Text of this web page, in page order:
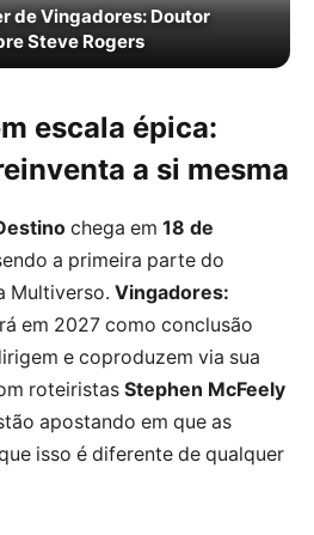
de Vingadores: Doutor
Steve Rogers
escala épica:
a si mesma
chega em 18 de
a primeira parte do
Multiverso. Vingadores:
em 2027 como conclusão
e coproduzem via sua
roteiristas Stephen McFeely
apostando em que as
isso é diferente de qualquer